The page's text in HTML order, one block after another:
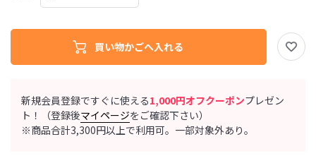
新規会員登録ですぐに使える1,000円オフクーポンプレゼン
ト！（登録後マイページをご確認下さい）
※商品合計3,300円以上で利用可。一部対象外あり。